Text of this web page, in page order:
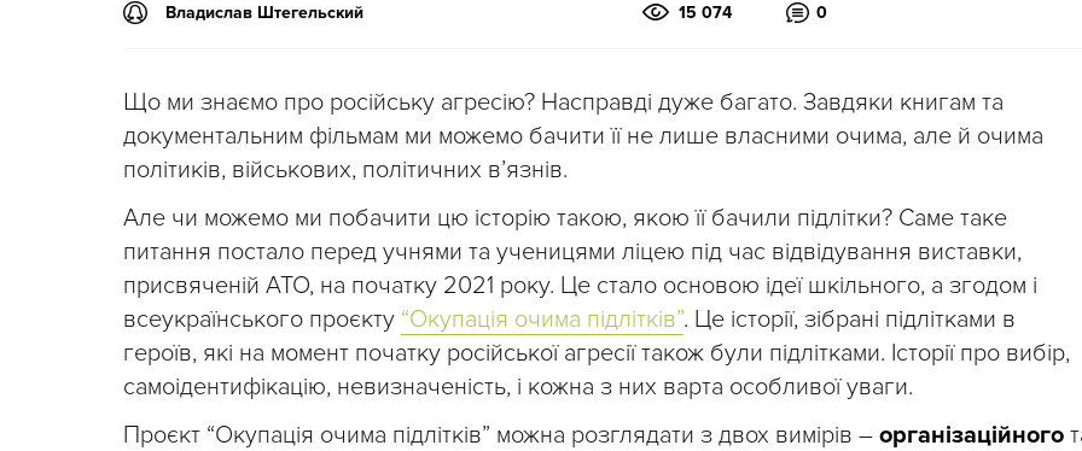
Владислав Штегельский 15 074 0
Що ми знаємо про російську агресію? Насправді дуже багато. Завдяки книгам та
документальним фільмам ми можемо бачити її не лише власними очима, але й очима
політиків, військових, політичних в’язнів.
Але чи можемо ми побачити цю історію такою, якою її бачили підлітки? Саме таке
питання постало перед учнями та ученицями ліцею під час відвідування виставки,
присвяченій АТО, на початку 2021 року. Це стало основою ідеї шкільного, а згодом і
всеукраїнського проєкту “Окупація очима підлітків”. Це історії, зібрані підлітками в
героїв, які на момент початку російської агресії також були підлітками. Історії про вибір,
самоідентифікацію, невизначеність, і кожна з них варта особливої уваги.
Проєкт “Окупація очима підлітків” можна розглядати з двох вимірів – організаційного